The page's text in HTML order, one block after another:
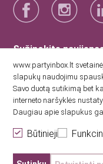
Sužinokite
Sutinku su Party
www.partyinbox.lt
slapukų naudojimu
Savo duotą sutikimą bet
interneto naršyklės
Daugiau apie slapukus
Būtinieji